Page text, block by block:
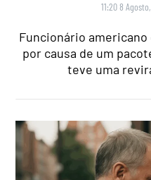
11:20 8
Funcionário americano
por causa de um
teve uma